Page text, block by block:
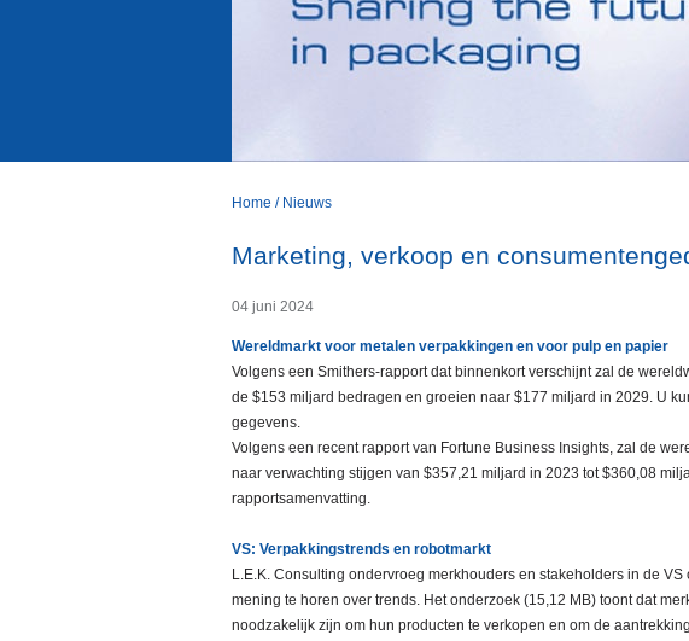
Home / Nieuws
Marketing, verkoop en
04 juni 2024
Wereldmarkt voor metalen verpakkingen en voor pulp en papier
Volgens een Smithers-rapport dat binnenkort verschijnt zal de
de $153 miljard bedragen en groeien naar $177 miljard in 2029. U
gegevens.
Volgens een recent rapport van Fortune Business Insights, zal de
naar verwachting stijgen van $357,21 miljard in 2023 tot $360,08
rapportsamenvatting.
VS: Verpakkingstrends en robotmarkt
L.E.K. Consulting ondervroeg merkhouders en stakeholders in de
mening te horen over trends. Het onderzoek (15,12 MB) toont dat
noodzakelijk zijn om hun producten te verkopen en om de